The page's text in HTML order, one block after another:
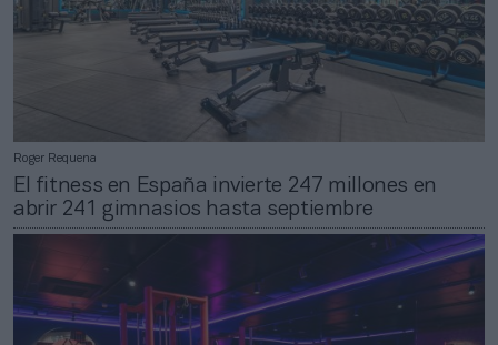
Roger Requena
El fitness en España invierte 247 millones en
abrir 241 gimnasios hasta septiembre